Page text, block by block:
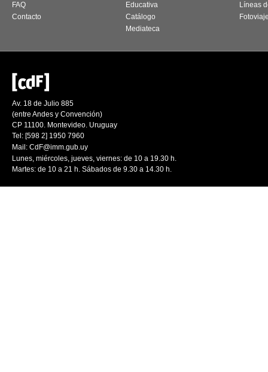
FAQ
Contacto
Educativa
Catálogo
Mediateca
Líneas
Av. 18 de Julio 885
(entre Andes y Convención)
CP 11100. Montevideo. Uruguay
Tel: [598 2] 1950 7960
Mail: CdF@imm.gub.uy
Lunes, miércoles, jueves, viernes: de 10 a 19.30 h.
Martes: de 10 a 21 h. Sábados de 9.30 a 14.30 h.